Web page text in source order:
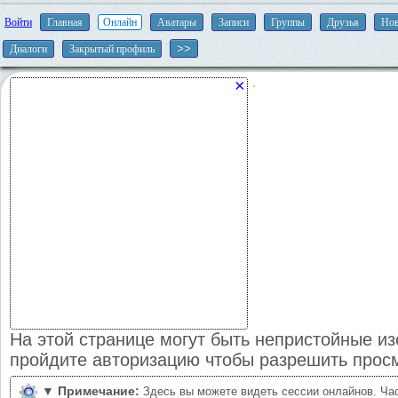
Войти Главная Онлайн Аватары Записи Группы Друзья
Диалоги Закрытый профиль
×
На этой странице могут быть непристойные
пройдите авторизацию чтобы разрешить
▼ Примечание: Здесь вы можете видеть сессии онлайнов.